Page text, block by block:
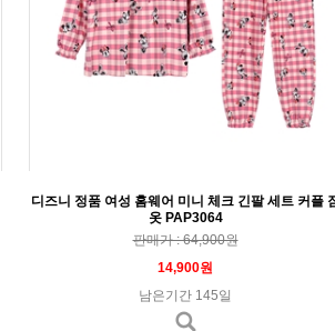
디즈니 정품 여성 홈웨어 미니 체크 긴팔 세트 커플
옷 PAP3064
판매가 : 64,900원
14,900원
남은기간 145일